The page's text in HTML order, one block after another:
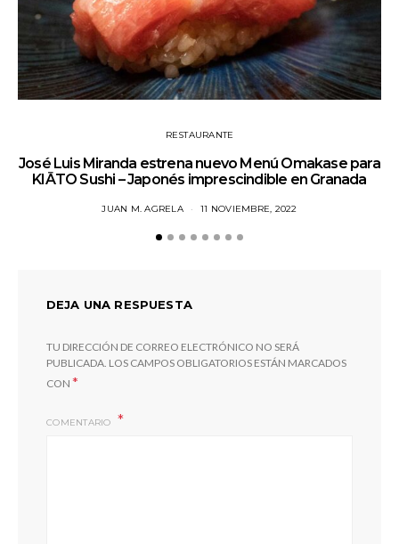
RESTAURANTE
José Luis Miranda estrena nuevo Menú Omakase para
KIĀTO Sushi – Japonés imprescindible en Granada
JUAN M. AGRELA 11 NOVIEMBRE, 2022
DEJA UNA RESPUESTA
TU DIRECCIÓN DE CORREO ELECTRÓNICO NO SERÁ
PUBLICADA. LOS CAMPOS OBLIGATORIOS ESTÁN MARCADOS
CON *
COMENTARIO